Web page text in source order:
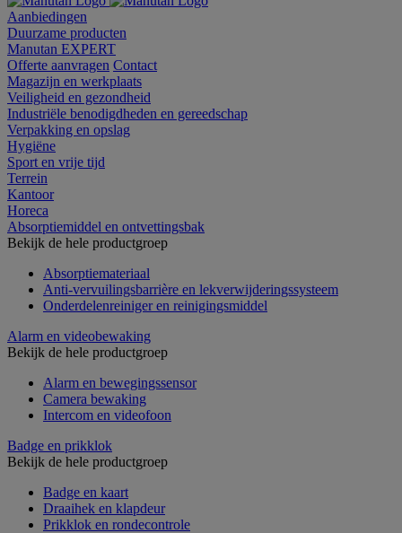
Aanbiedingen
Duurzame producten
Manutan EXPERT
Offerte aanvragen Contact
Magazijn en werkplaats
Veiligheid en gezondheid
Industriële benodigdheden en gereedschap
Verpakking en opslag
Hygiëne
Sport en vrije tijd
Terrein
Kantoor
Horeca
Absorptiemiddel en ontvettingsbak
Bekijk de hele productgroep
Absorptiemateriaal
Anti-vervuilingsbarrière en lekverwijderingssysteem
Onderdelenreiniger en reinigingsmiddel
Alarm en videobewaking
Bekijk de hele productgroep
Alarm en bewegingssensor
Camera bewaking
Intercom en videofoon
Badge en prikklok
Bekijk de hele productgroep
Badge en kaart
Draaihek en klapdeur
Prikklok en rondecontrole